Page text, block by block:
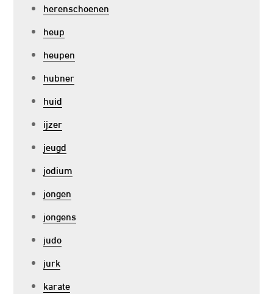
herenschoenen
heup
heupen
hubner
huid
ijzer
jeugd
jodium
jongen
jongens
judo
jurk
karate